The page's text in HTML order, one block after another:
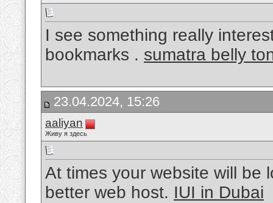
I see something really
bookmarks . sumatra belly
23.04.2024, 15:26
aaliyan
Живу я здесь
At times your website will be
better web host. IUI in Dubai